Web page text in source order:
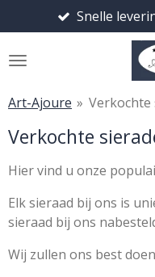
direct
naar
Snelle
Art-Ajoure » Verkochte
Verkochte
Hier vind u onze
Elk sieraad bij ons is
sieraad bij ons
Wij zullen ons best